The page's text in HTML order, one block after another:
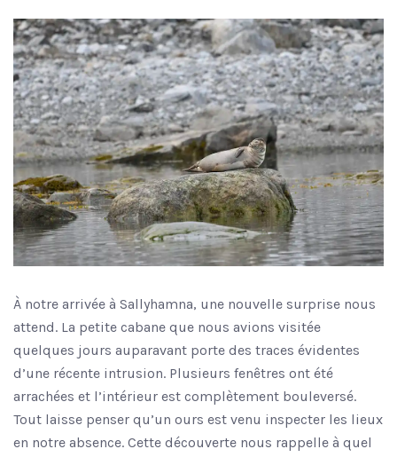
À notre arrivée à Sallyhamna, une nouvelle surprise nous
attend. La petite cabane que nous avions visitée
quelques jours auparavant porte des traces évidentes
d’une récente intrusion. Plusieurs fenêtres ont été
arrachées et l’intérieur est complètement bouleversé.
Tout laisse penser qu’un ours est venu inspecter les lieux
en notre absence. Cette découverte nous rappelle à quel